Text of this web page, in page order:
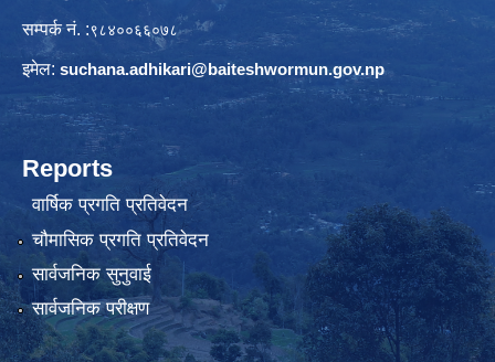
सम्पर्क नं. :९८४००६६०७८
इमेल: suchana.adhikari@baiteshwormun.gov.np
Reports
वार्षिक प्रगति प्रतिवेदन
चौमासिक प्रगति प्रतिवेदन
सार्वजनिक सुनुवाई
सार्वजनिक परीक्षण